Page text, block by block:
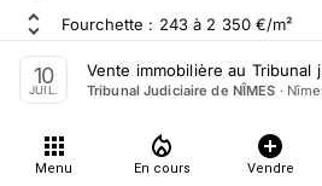
Fourchette : 243 à 2 350 €/m²
Sur 70 ventes aux enchères
À propos
10
JUIL.
Vente immobilière au Tribunal
Tribunal Judiciaire de NÎMES ·
Menu En cours Vendre